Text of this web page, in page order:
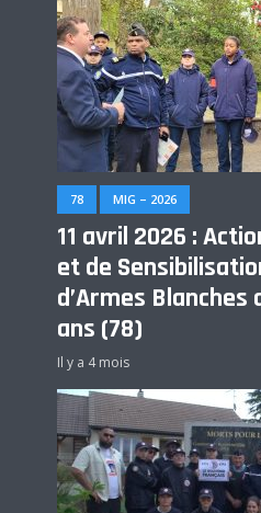
78 MIG – 2026
11 avril 2026 :
et de
d’Armes Blanches
ans (78)
Il y a 4 mois